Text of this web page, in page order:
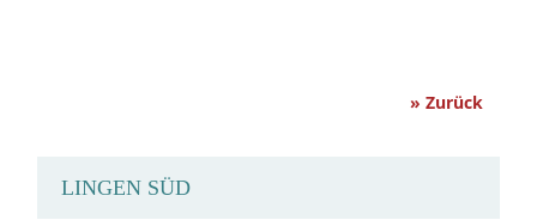
» Zurück
LINGEN SÜD